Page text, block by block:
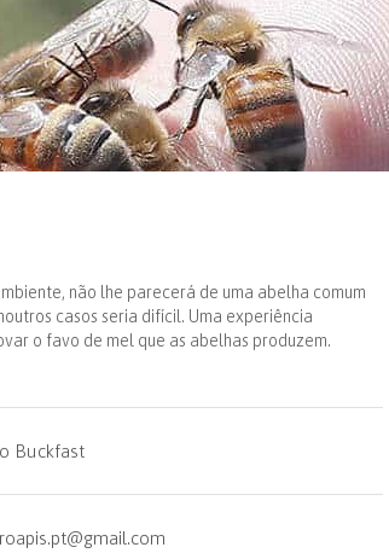
não lhe parecerá de uma abelha comum
casos seria difícil. Uma experiência
o favo de mel que as abelhas produzem.
Buckfast